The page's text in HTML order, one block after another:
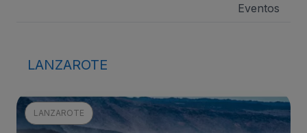
Eventos
LANZAROTE
LANZAROTE